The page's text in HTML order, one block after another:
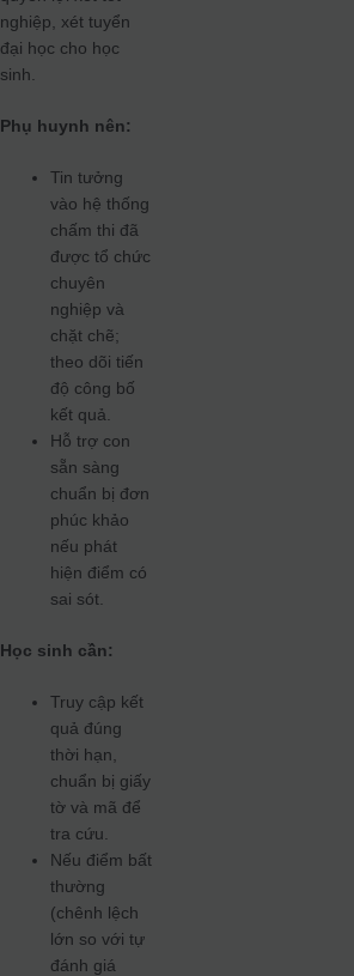
nghiệp, xét tuyển
đại học cho học
sinh.
Phụ huynh nên:
Tin tưởng
vào hệ thống
chấm thi đã
được tổ chức
chuyên
nghiệp và
chặt chẽ;
theo dõi tiến
độ công bố
kết quả.
Hỗ trợ con
sẵn sàng
chuẩn bị đơn
phúc khảo
nếu phát
hiện điểm có
sai sót.
Học sinh cần:
Truy cập kết
quả đúng
thời hạn,
chuẩn bị giấy
tờ và mã để
tra cứu.
Nếu điểm bất
thường
(chênh lệch
lớn so với tự
đánh giá